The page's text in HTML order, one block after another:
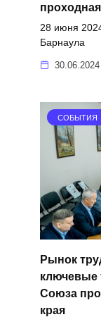
28 июня
Барнаула
30.06.2024
СОБЫТИЯ
Рынок
ключевые
Союза
края